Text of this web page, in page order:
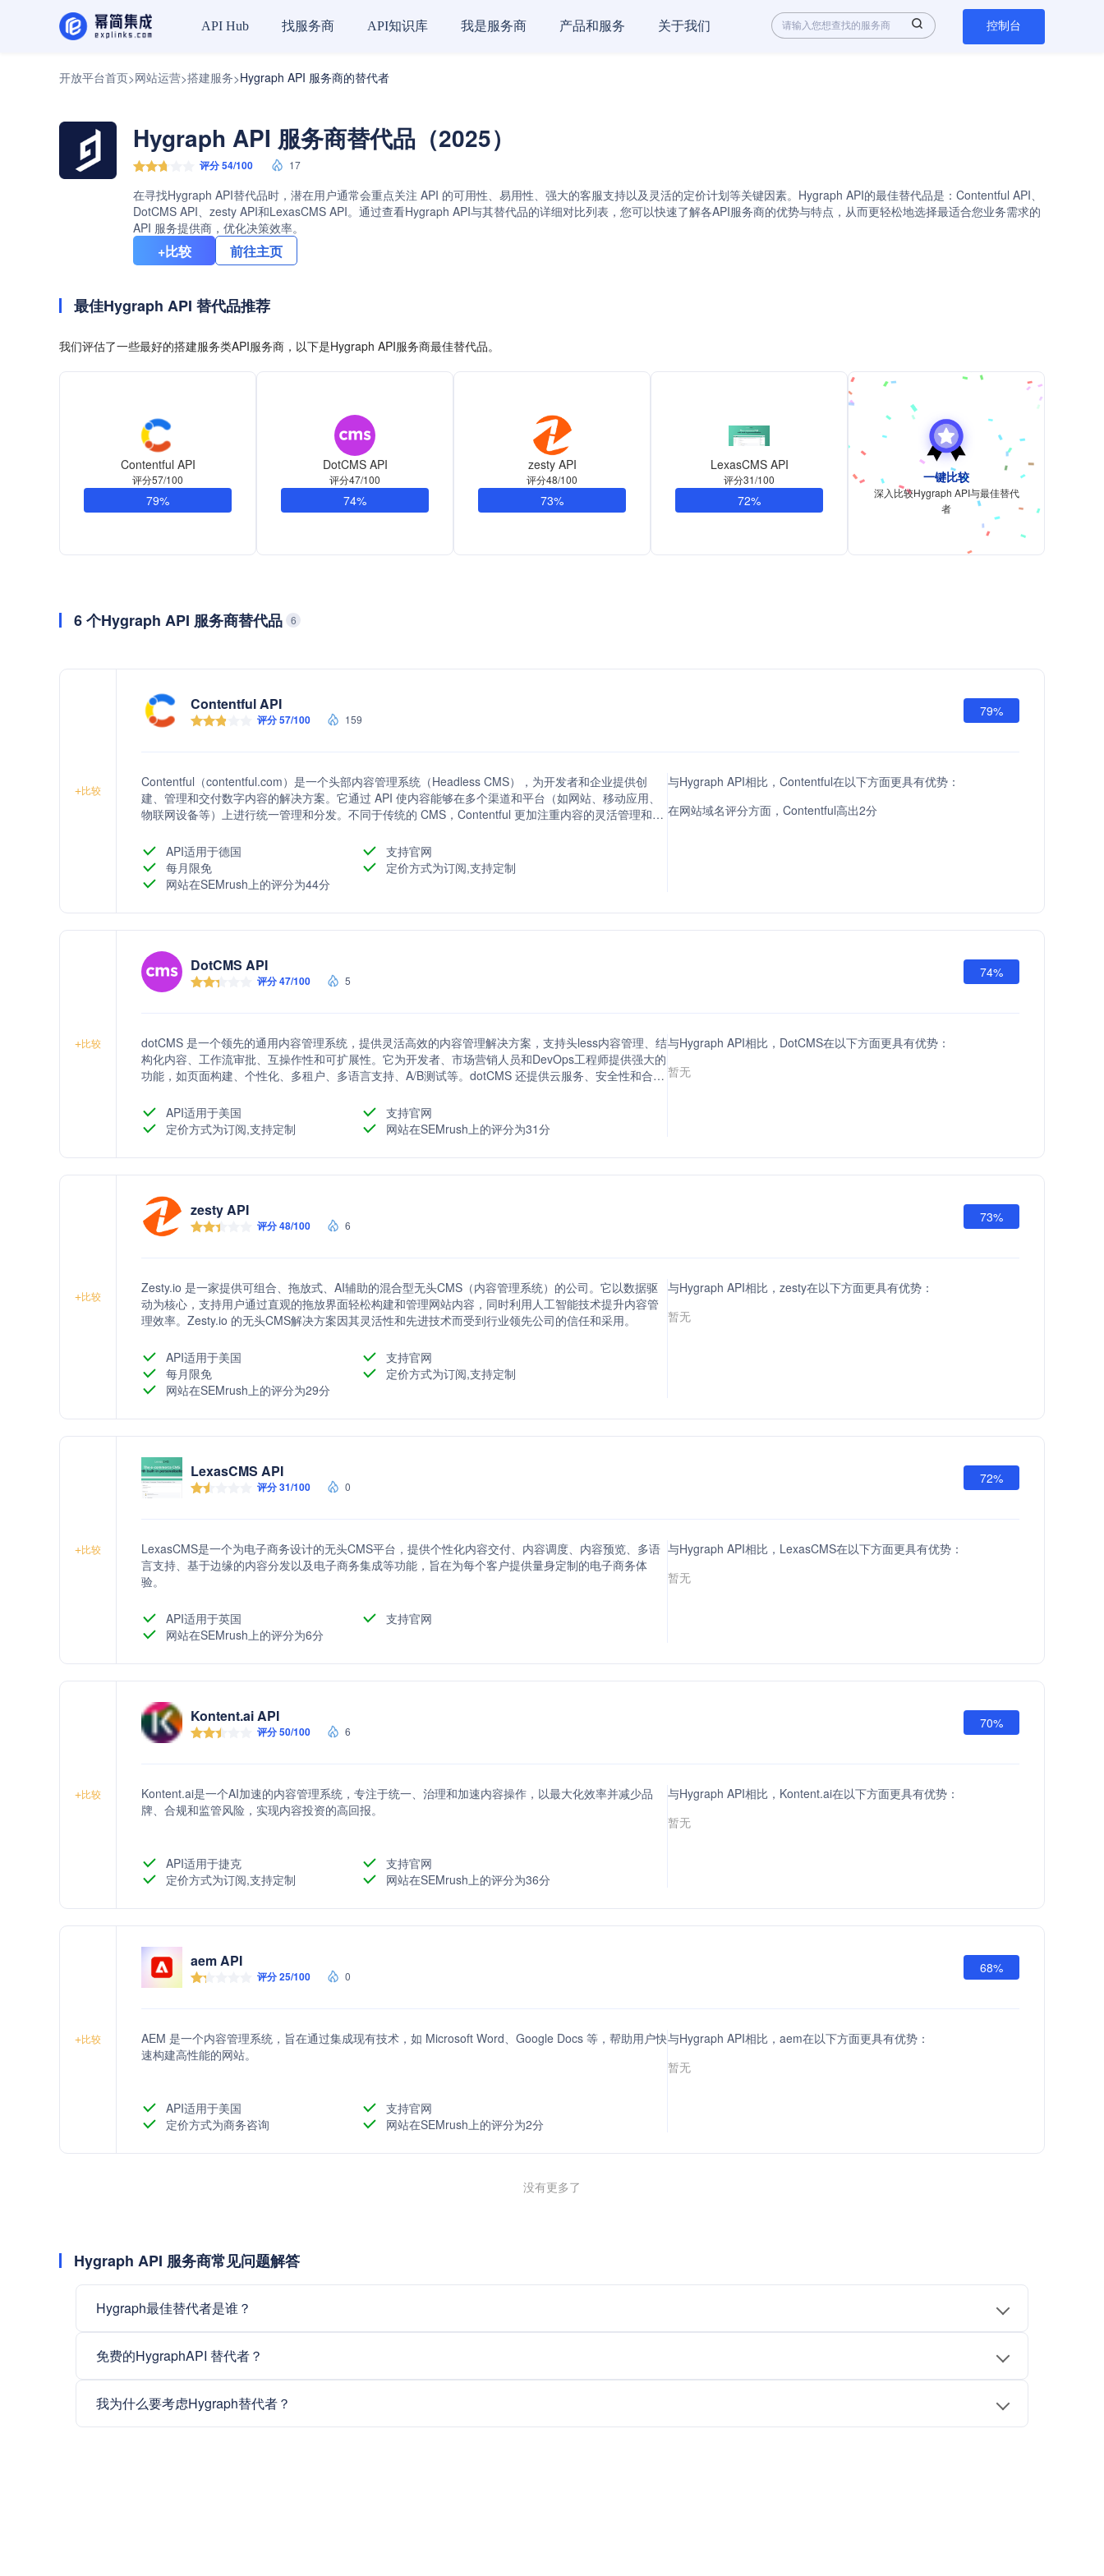
API Hub 找服务商 API知识库 我是服务商 产品和服务 关于我们 控制台
开放平台首页>网站运营>搭建服务>Hygraph API 服务商的替代者
Hygraph API 服务商替代品（2025）
评分 54/100 17
在寻找Hygraph API替代品时，潜在用户通常会重点关注 API 的可用性、易用性、强大的客服支持以及灵活的定价计划等关键因素。Hygraph API的最佳替代品是：Contentful API、
DotCMS API、zesty API和LexasCMS API。通过查看Hygraph API与其替代品的详细对比列表，您可以快速了解各API服务商的优势与特点，从而更轻松地选择最适合您业务需求的
API 服务提供商，优化决策效率。
+比较 前往主页
最佳Hygraph API 替代品推荐
我们评估了一些最好的搭建服务类API服务商，以下是Hygraph API服务商最佳替代品。
Contentful API
评分57/100
79%
DotCMS API
评分47/100
74%
zesty API
评分48/100
73%
LexasCMS API
评分31/100
72%
一键比较
深入比较Hygraph API与最佳替代
者
6 个Hygraph API 服务商替代品 6
+比较
Contentful API
评分 57/100 159
79%
Contentful（contentful.com）是一个头部内容管理系统（Headless CMS），为开发者和企业提供创
建、管理和交付数字内容的解决方案。它通过 API 使内容能够在多个渠道和平台（如网站、移动应用、
物联网设备等）上进行统一管理和分发。不同于传统的 CMS，Contentful 更加注重内容的灵活管理和跨
API适用于德国
支持官网
每月限免
定价方式为订阅,支持定制
网站在SEMrush上的评分为44分
与Hygraph API相比，Contentful在以下方面更具有优势：
在网站域名评分方面，Contentful高出2分
+比较
DotCMS API
评分 47/100 5
74%
dotCMS 是一个领先的通用内容管理系统，提供灵活高效的内容管理解决方案，支持头less内容管理、结
构化内容、工作流审批、互操作性和可扩展性。它为开发者、市场营销人员和DevOps工程师提供强大的
功能，如页面构建、个性化、多租户、多语言支持、A/B测试等。dotCMS 还提供云服务、安全性和合规
API适用于美国
支持官网
定价方式为订阅,支持定制
网站在SEMrush上的评分为31分
与Hygraph API相比，DotCMS在以下方面更具有优势：
暂无
+比较
zesty API
评分 48/100 6
73%
Zesty.io 是一家提供可组合、拖放式、AI辅助的混合型无头CMS（内容管理系统）的公司。它以数据驱
动为核心，支持用户通过直观的拖放界面轻松构建和管理网站内容，同时利用人工智能技术提升内容管
理效率。Zesty.io 的无头CMS解决方案因其灵活性和先进技术而受到行业领先公司的信任和采用。
API适用于美国
支持官网
每月限免
定价方式为订阅,支持定制
网站在SEMrush上的评分为29分
与Hygraph API相比，zesty在以下方面更具有优势：
暂无
+比较
LexasCMS API
评分 31/100 0
72%
LexasCMS是一个为电子商务设计的无头CMS平台，提供个性化内容交付、内容调度、内容预览、多语
言支持、基于边缘的内容分发以及电子商务集成等功能，旨在为每个客户提供量身定制的电子商务体
验。
API适用于英国
支持官网
网站在SEMrush上的评分为6分
与Hygraph API相比，LexasCMS在以下方面更具有优势：
暂无
+比较
Kontent.ai API
评分 50/100 6
70%
Kontent.ai是一个AI加速的内容管理系统，专注于统一、治理和加速内容操作，以最大化效率并减少品
牌、合规和监管风险，实现内容投资的高回报。
API适用于捷克
支持官网
定价方式为订阅,支持定制
网站在SEMrush上的评分为36分
与Hygraph API相比，Kontent.ai在以下方面更具有优势：
暂无
+比较
aem API
评分 25/100 0
68%
AEM 是一个内容管理系统，旨在通过集成现有技术，如 Microsoft Word、Google Docs 等，帮助用户快
速构建高性能的网站。
API适用于美国
支持官网
定价方式为商务咨询
网站在SEMrush上的评分为2分
与Hygraph API相比，aem在以下方面更具有优势：
暂无
没有更多了
Hygraph API 服务商常见问题解答
Hygraph最佳替代者是谁？
免费的HygraphAPI 替代者？
我为什么要考虑Hygraph替代者？